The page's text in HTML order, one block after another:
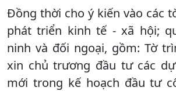
Đồng thời cho ý kiến vào các
phát triển kinh tế - xã hội;
ninh và đối ngoại, gồm: Tờ
xin chủ trương đầu tư các
mới trong kế hoạch đầu tư